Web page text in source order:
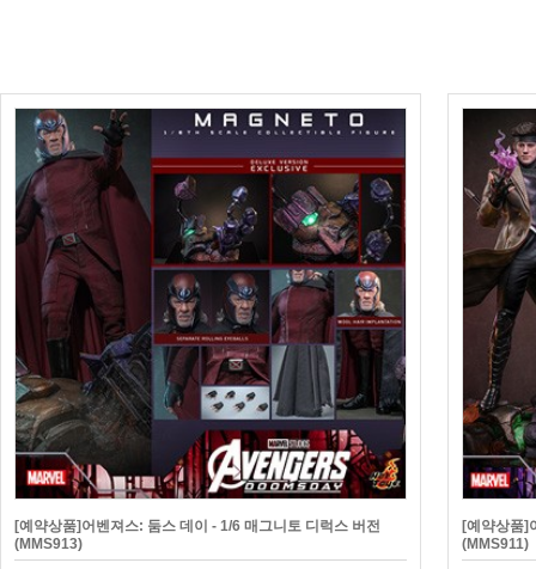
[예약상품]어벤져스: 둠스 데이 - 1/6 매그니토 디럭스 버전
(MMS913)
[예약상품]
(MMS911)